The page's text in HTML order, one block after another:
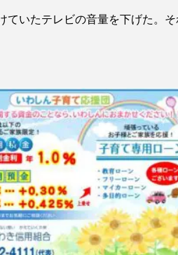
ていたテレビの音量を下げた。